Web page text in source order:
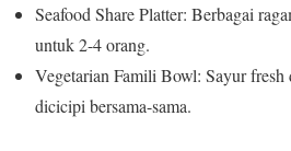
Seafood Share Platter: Berbagai
untuk 2-4 orang.
Vegetarian Famili Bowl: Sayur
dicicipi bersama-sama.